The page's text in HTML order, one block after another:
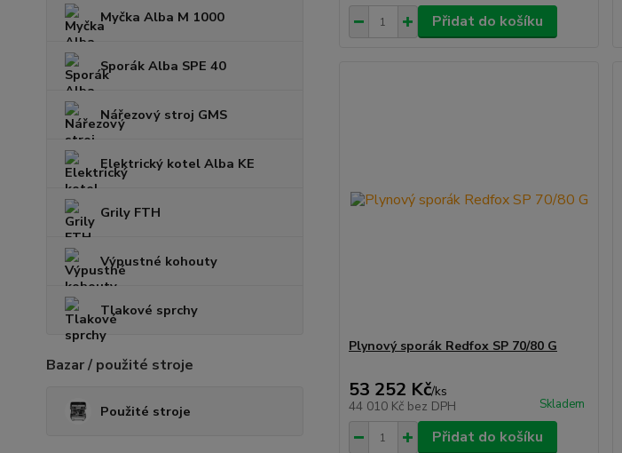
Myčka Alba M 1000
Sporák Alba SPE 40
Nářezový stroj GMS
Elektrický kotel Alba KE
Grily FTH
Výpustné kohouty
Tlakové sprchy
Bazar / použité stroje
Použité stroje
Přidat do košíku
Plynový sporák Redfox SP 70/80 G
53 252 Kč/ks
44 010 Kč bez DPH Skladem
Přidat do košíku